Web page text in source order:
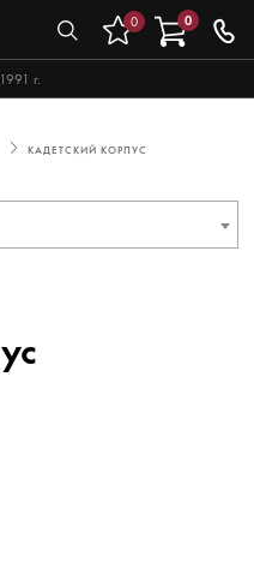
г.
0 0
КАДЕТСКИЙ КОРПУС